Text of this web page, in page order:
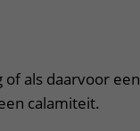
als daarvoor een
calamiteit.